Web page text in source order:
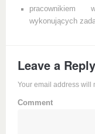
pracownikiem
wykonujących
Leave a Reply
Your email address will
Comment